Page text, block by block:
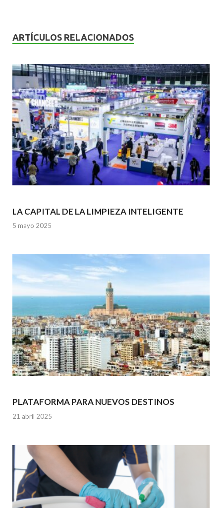
b
o
k
er l
s
p
p
dI
ARTÍCULOS RELACIONADOS
LA CAPITAL DE LA LIMPIEZA INTELIGENTE
5 mayo 2025
PLATAFORMA PARA NUEVOS DESTINOS
21 abril 2025